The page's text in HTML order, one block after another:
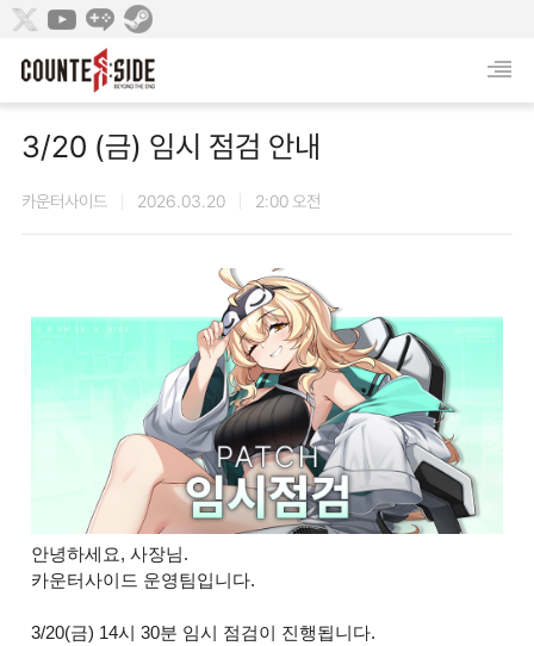
3/20 (금) 임시 점검 안내
카운터사이드 2026.03.20 2:00 오전
안녕하세요, 사장님.
카운터사이드 운영팀입니다.
3/20(금) 14시 30분 임시 점검이 진행됩니다.​​